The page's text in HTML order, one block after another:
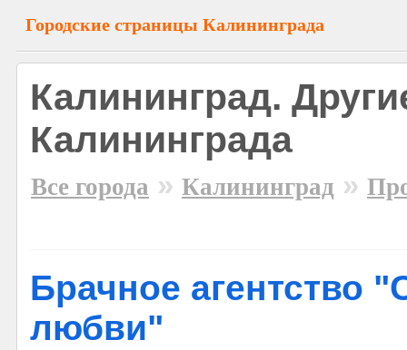
Городские страницы Калининграда
Калининград.
Калининграда
Все города » Калининград »
Брачное агентство
любви"